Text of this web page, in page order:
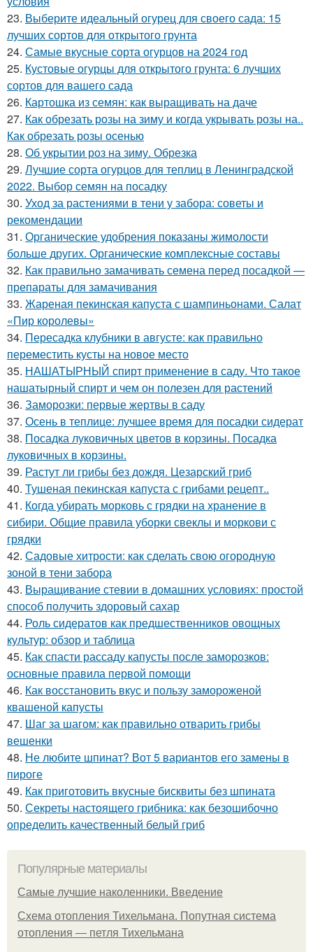
23. Выберите идеальный огурец для своего сада: 15
лучших сортов для открытого грунта
24. Самые вкусные сорта огурцов на 2024 год
25. Кустовые огурцы для открытого грунта: 6 лучших
сортов для вашего сада
26. Картошка из семян: как выращивать на даче
27. Как обрезать розы на зиму и когда укрывать розы на..
Как обрезать розы осенью
28. Об укрытии роз на зиму. Обрезка
29. Лучшие сорта огурцов для теплиц в Ленинградской
2022. Выбор семян на посадку
30. Уход за растениями в тени у забора: советы и
рекомендации
31. Органические удобрения показаны жимолости
больше других. Органические комплексные составы
32. Как правильно замачивать семена перед посадкой —
препараты для замачивания
33. Жареная пекинская капуста с шампиньонами. Салат
«Пир королевы»
34. Пересадка клубники в августе: как правильно
переместить кусты на новое место
35. НАШАТЫРНЫЙ спирт применение в саду. Что такое
нашатырный спирт и чем он полезен для растений
36. Заморозки: первые жертвы в саду
37. Осень в теплице: лучшее время для посадки сидерат
38. Посадка луковичных цветов в корзины. Посадка
луковичных в корзины.
39. Растут ли грибы без дождя. Цезарский гриб
40. Тушеная пекинская капуста с грибами рецепт..
41. Когда убирать морковь с грядки на хранение в
сибири. Общие правила уборки свеклы и моркови с
грядки
42. Садовые хитрости: как сделать свою огородную
зоной в тени забора
43. Выращивание стевии в домашних условиях: простой
способ получить здоровый сахар
44. Роль сидератов как предшественников овощных
культур: обзор и таблица
45. Как спасти рассаду капусты после заморозков:
основные правила первой помощи
46. Как восстановить вкус и пользу замороженой
квашеной капусты
47. Шаг за шагом: как правильно отварить грибы
вешенки
48. Не любите шпинат? Вот 5 вариантов его замены в
пироге
49. Как приготовить вкусные бисквиты без шпината
50. Секреты настоящего грибника: как безошибочно
определить качественный белый гриб
Популярные материалы
Самые лучшие наколенники. Введение
Схема отопления Тихельмана. Попутная система
отопления — петля Тихельмана